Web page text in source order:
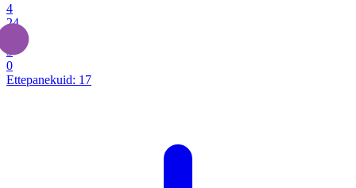
4
24
3
0
Ettepanekuid: 17